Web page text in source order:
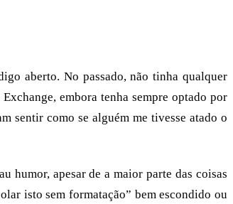
aberto. No passado, não tinha qualquer
embora tenha sempre optado por
sentir como se alguém me tivesse atado o
humor, apesar de a maior parte das coisas
isto sem formatação” bem escondido ou